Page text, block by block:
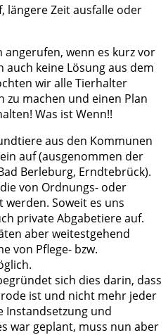
längere Zeit ausfalle oder
wenn es kurz vor
keine Lösung aus dem
wir alle Tierhalter
zu machen und einen Plan
Was ist Wenn!!
aus den Kommunen
auf (ausgenommen der
Berleburg, Erndtebrück).
von Ordnungs- oder
Soweit es uns
private Abgabetiere auf.
aber weitestgehend
von Pflege- bzw.
sich dies darin, dass
ist und nicht mehr jeder
Instandsetzung und
war geplant, muss nun aber